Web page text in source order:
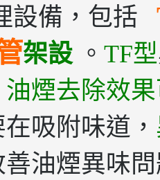
設備，包括
架設。 TF型
油煙去除效
吸附味道，
油煙異味